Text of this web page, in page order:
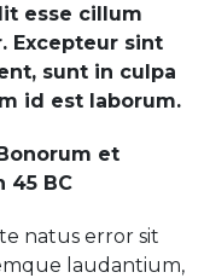
esse cillum
Excepteur sint
sunt in culpa
id est laborum.
et
45 BC
natus error sit
laudantium,